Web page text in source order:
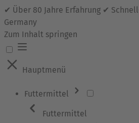
✔ Über 80 Jahre Erfahrung ✔
Germany
Zum Inhalt springen
Hauptmenü
Futtermittel
Futtermittel